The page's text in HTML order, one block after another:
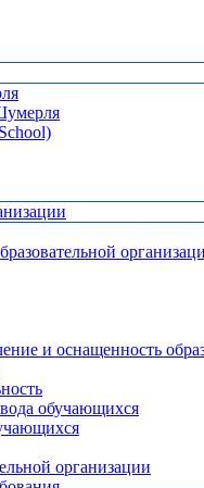
и оснащенность
обучающихся
организации